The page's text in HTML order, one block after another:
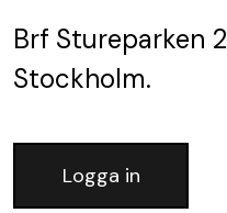
Brf Stureparken 2
Stockholm.
Logga in